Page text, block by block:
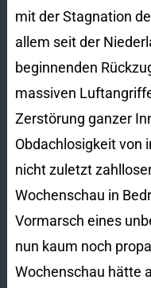
mit der Stagnation
allem seit der
beginnenden
massiven
Zerstörung ganzer
Obdachlosigkeit von
nicht zuletzt
Wochenschau in
Vormarsch eines
nun kaum noch
Wochenschau hätte